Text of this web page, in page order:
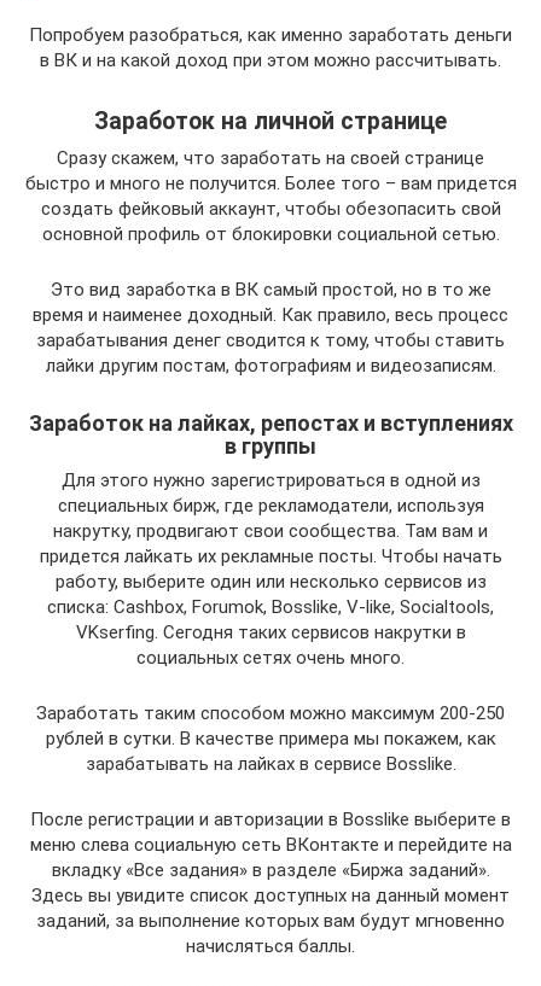
Попробуем разобраться, как именно заработать деньги
в ВК и на какой доход при этом можно рассчитывать.
Заработок на личной странице
Сразу скажем, что заработать на своей странице
быстро и много не получится. Более того – вам придется
создать фейковый аккаунт, чтобы обезопасить свой
основной профиль от блокировки социальной сетью.
Это вид заработка в ВК самый простой, но в то же
время и наименее доходный. Как правило, весь процесс
зарабатывания денег сводится к тому, чтобы ставить
лайки другим постам, фотографиям и видеозаписям.
Заработок на лайках, репостах и вступлениях
в группы
Для этого нужно зарегистрироваться в одной из
специальных бирж, где рекламодатели, используя
накрутку, продвигают свои сообщества. Там вам и
придется лайкать их рекламные посты. Чтобы начать
работу, выберите один или несколько сервисов из
списка: Cashbox, Forumok, Bosslike, V-like, Socialtools,
VKserfing. Сегодня таких сервисов накрутки в
социальных сетях очень много.
Заработать таким способом можно максимум 200-250
рублей в сутки. В качестве примера мы покажем, как
зарабатывать на лайках в сервисе Bosslike.
После регистрации и авторизации в Bosslike выберите в
меню слева социальную сеть ВКонтакте и перейдите на
вкладку «Все задания» в разделе «Биржа заданий».
Здесь вы увидите список доступных на данный момент
заданий, за выполнение которых вам будут мгновенно
начисляться баллы.